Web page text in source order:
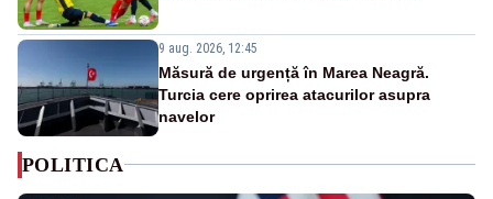
9 aug. 2026, 12:45
Măsură de urgență în Marea Neagră.
Turcia cere oprirea atacurilor asupra
navelor
POLITICA